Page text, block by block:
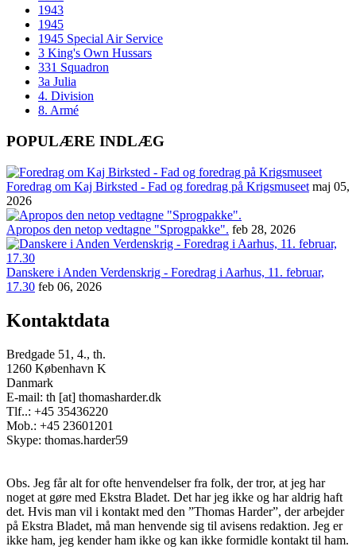
1943
1945
1945 Special Air Service
3 King's Own Hussars
331 Squadron
3a Julia
4. Division
8. Armé
POPULÆRE INDLÆG
Foredrag om Kaj Birksted - Fad og foredrag på Krigsmuseet maj 05,
2026
Apropos den netop vedtagne "Sprogpakke". feb 28, 2026
Danskere i Anden Verdenskrig - Foredrag i Aarhus, 11. februar,
17.30 feb 06, 2026
Kontaktdata
Bredgade 51, 4., th.
1260 København K
Danmark
E-mail: th [at] thomasharder.dk
Tlf..: +45 35436220
Mob.: +45 23601201
Skype: thomas.harder59
Obs. Jeg får alt for ofte henvendelser fra folk, der tror, at jeg har
noget at gøre med Ekstra Bladet. Det har jeg ikke og har aldrig haft
det. Hvis man vil i kontakt med den ”Thomas Harder”, der arbejder
på Ekstra Bladet, må man henvende sig til avisens redaktion. Jeg er
ikke ham, jeg kender ham ikke og kan ikke formidle kontakt til ham.